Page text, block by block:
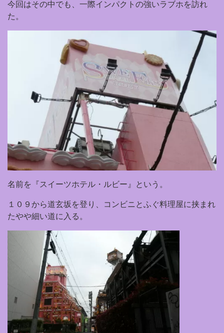
今回はその中でも、一際インパクトの強いラブホを訪れ
た。
名前を『スイーツホテル・ルビー』という。
１０９から道玄坂を登り、コンビニとふぐ料理屋に挟まれ
たやや細い道に入る。